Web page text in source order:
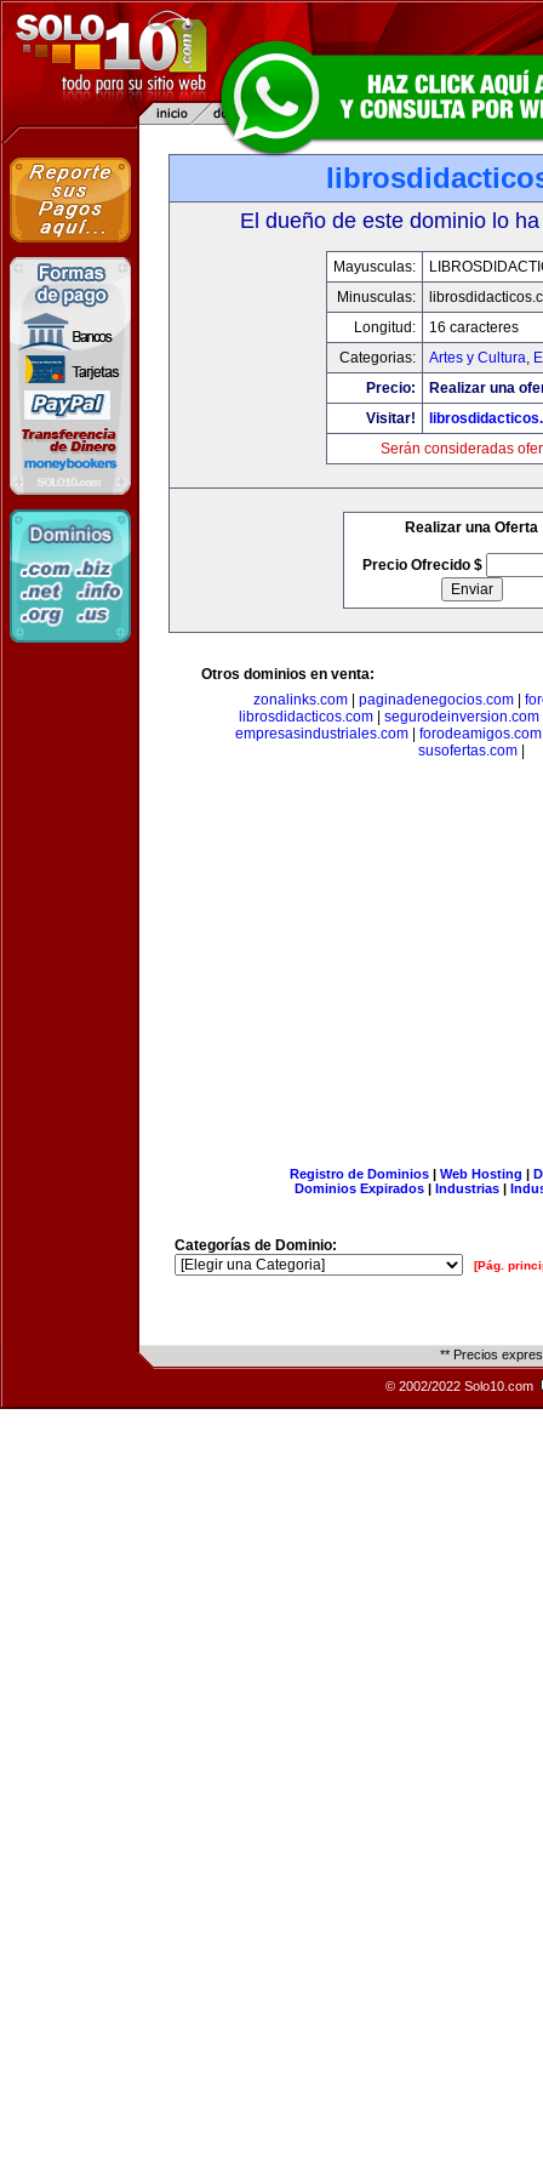
El dueño de este dominio lo
Mayusculas:
Minusculas:
Longitud:
16 caracteres
Categorias:
Artes y Cultura,
Precio:
Realizar una
Visitar!
Serán consideradas
Realizar una Oferta
Precio Ofrecido $
Otros dominios en venta:
zonalinks.com| paginadenegocios.com|
librosdidacticos.com| segurodeinversion.com
empresasindustriales.com| forodeamigos.com
susofertas.com
Registro de Dominios| Web Hosting |
Dominios Expirados | Industrias |
Categorías de Dominio:
[Pág.
** Precios
© 2002/2022 Solo10.com